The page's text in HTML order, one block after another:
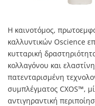
Η καινοτόμος,
καλλυντικών Oscience
κυτταρική
κολλαγόνου και
πατενταρισμένη
συμπλέγματος CXOS™,
αντιγηραντική